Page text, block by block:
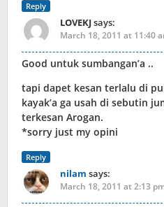
Reply
LOVEKJsays:
March 18, 2011 at 11:40
Good untuk sumbangan’a ..
tapi dapet kesan terlalu di
kayak’a ga usah di sebutin
terkesan Arogan.
*sorry just my opini
Reply
nilam says:
March 18, 2011 at 2:13